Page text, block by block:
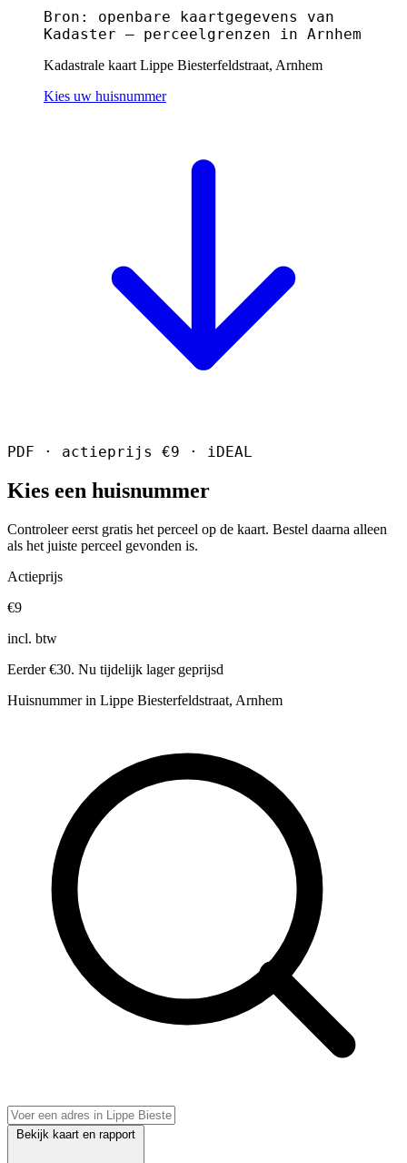
Bron: openbare kaartgegevens van
Kadaster — perceelgrenzen in Arnhem
Kadastrale kaart Lippe Biesterfeldstraat, Arnhem
Kies uw huisnummer
PDF · actieprijs €9 · iDEAL
Kies een huisnummer
Controleer eerst gratis het perceel op de kaart. Bestel daarna alleen
als het juiste perceel gevonden is.
Actieprijs
€9
incl. btw
Eerder €30. Nu tijdelijk lager geprijsd
Huisnummer in Lippe Biesterfeldstraat, Arnhem
Bekijk kaart en rapport